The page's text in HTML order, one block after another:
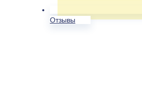
Отзывы